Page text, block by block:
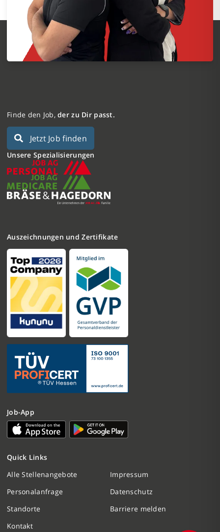
Nachricht schreiben
Initiativbewerbung
Personalanfrage
Finde den Job,der zu Dir passt.
Jetzt Job finden
Unsere Spezialisierungen
Auszeichnungen und Zertifikate
Job-App
Quick Links
Alle Stellenangebote
Personalanfrage
Standorte
Kontakt
Impressum
Datenschutz
Barriere melden